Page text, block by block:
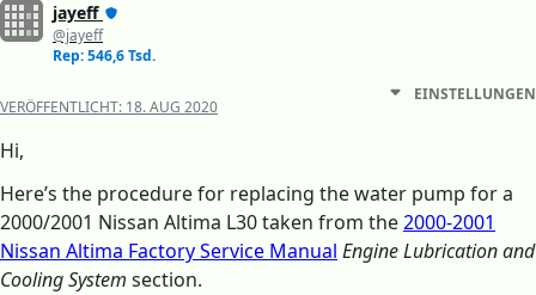
jayeff
@jayeff
Rep: 546,6 Tsd.
VERÖFFENTLICHT: 18. AUG 2020
EINSTELLUNGEN
Hi,
Here’s the procedure for replacing the water pump for a
2000/2001 Nissan Altima L30 taken from the2000-2001
Nissan Altima Factory Service Manual Engine Lubrication and
Cooling System section.